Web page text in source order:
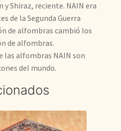
y Shiraz, reciente. NAIN era
de la Segunda Guerra
de alfombras cambió los
de alfombras.
las alfombras NAIN son
del mundo.